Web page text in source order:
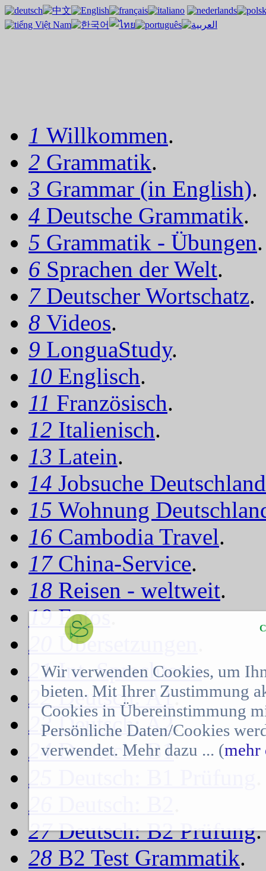
1 Willkommen.
2 Grammatik.
3 Grammar (in English).
4 Deutsche Grammatik.
5 Grammatik - Übungen.
6 Sprachen der Welt.
7 Deutscher Wortschatz.
8 Videos.
9 LonguaStudy.
10 Englisch.
11 Französisch.
12 Italienisch.
13 Latein.
14 Jobsuche Deutschland
15 Wohnung
16 Cambodia Travel.
17 China-Service.
18 Reisen - weltweit.
19Fotos.
20
Übersetzungen
21Int. Sprachtests.
22Deutsch: A1.
23Deutsch: A2.
24Deutsch: B1.
25
26
27Deutsch: B2 Prüfung.
28 B2 Test Grammatik.
Wir verwenden Cookies, um
bieten. Mit Ihrer Zustimmung
Cookies in Übereinstimmung
Persönliche Daten/Cookies
verwendet. Mehr dazu ... (mehr